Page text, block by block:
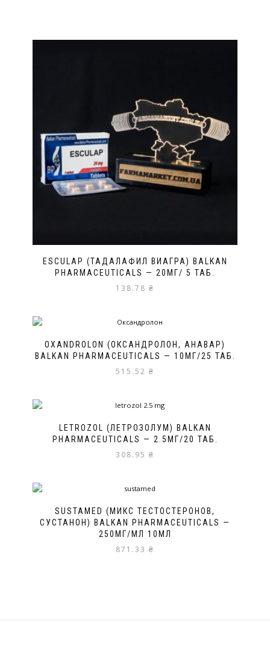
ESCULAP (ТАДАЛАФИЛ ВИАГРА) BALKAN
PHARMACEUTICALS — 20МГ/ 5 ТАБ.
138.78 ₴
OXANDROLON (ОКСАНДРОЛОН, АНАВАР)
BALKAN PHARMACEUTICALS — 10МГ/25 ТАБ.
515.52 ₴
LETROZOL (ЛЕТРОЗОЛУМ) BALKAN
PHARMACEUTICALS — 2.5МГ/20 ТАБ.
308.95 ₴
SUSTAMED (МИКС ТЕСТОСТЕРОНОВ,
СУСТАНОН) BALKAN PHARMACEUTICALS —
250МГ/МЛ 10МЛ
871.33 ₴